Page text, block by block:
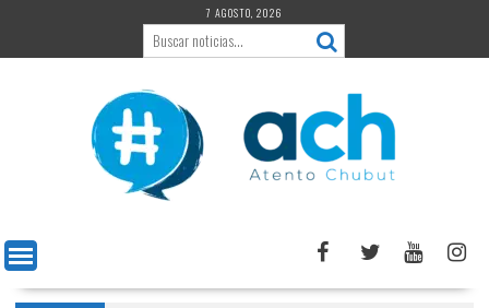
contenido
7 AGOSTO, 2026